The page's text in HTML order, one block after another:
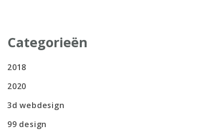
Categorieën
2018
2020
3d webdesign
99 design